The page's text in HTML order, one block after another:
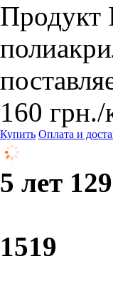
Продукт
160 грн./
Купить Оплата и
5 лет
1519